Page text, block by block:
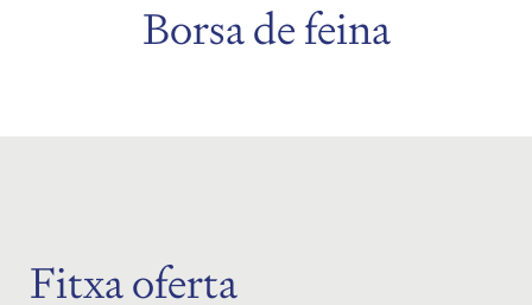
Borsa de feina
Fitxa oferta